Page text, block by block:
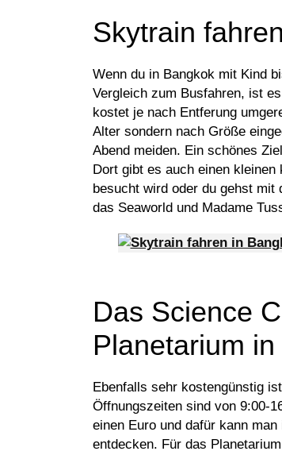
Skytrain
Wenn du in Bangkok mit Kind
Vergleich zum Busfahren, ist
kostet je nach Entferung
Alter sondern nach Größe
Abend meiden. Ein schönes
Dort gibt es auch einen
besucht wird oder du gehst mit
das Seaworld und Madame
Das Science
Planetarium
Ebenfalls sehr kostengünstig
Öffnungszeiten sind von 9:00-
einen Euro und dafür kann
entdecken. Für das